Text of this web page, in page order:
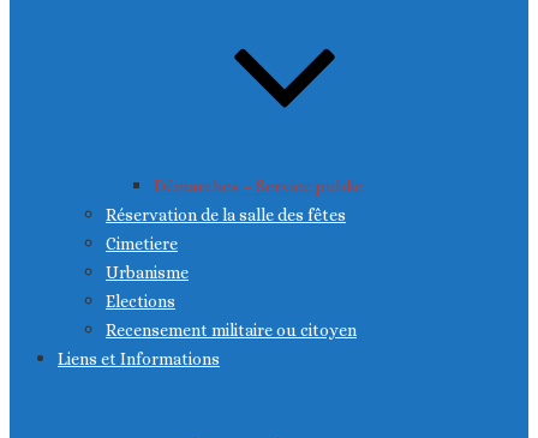
Démarches – Service public
Réservation de la salle des fêtes
Cimetiere
Urbanisme
Elections
Recensement militaire ou citoyen
Liens et Informations